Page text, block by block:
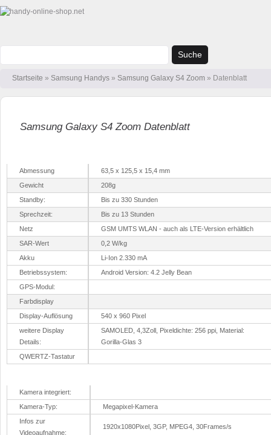
Suche
Startseite » Samsung Handys » Samsung Galaxy S4 Zoom » Datenblatt
Samsung Galaxy S4 Zoom Datenblatt
Abmessung
63,5 x 125,5 x 15,4 mm
Gewicht
208g
Standby:
Bis zu 330 Stunden
Sprechzeit:
Bis zu 13 Stunden
Netz
GSM UMTS WLAN - auch als LTE-Version erhältlich
SAR-Wert
0,2 W/kg
Akku
Li-Ion 2.330 mA
Betriebssystem:
Android Version: 4.2 Jelly Bean
GPS-Modul:
Farbdisplay
Display-Auflösung
540 x 960 Pixel
weitere Display
Details:
SAMOLED, 4,3Zoll, Pixeldichte: 256 ppi, Material:
Gorilla-Glas 3
QWERTZ-Tastatur
Kamera integriert:
Kamera-Typ:
Megapixel-Kamera
Infos zur
Videoaufnahme:
1920x1080Pixel, 3GP, MPEG4, 30Frames/s